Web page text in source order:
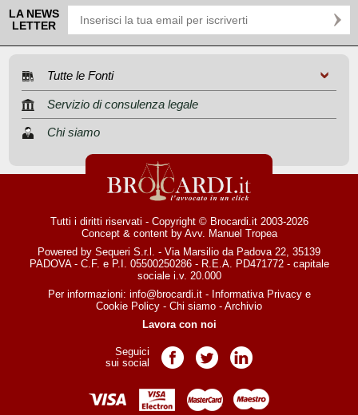
LA NEWS
LETTER
Tutte le Fonti
Servizio di consulenza legale
Chi siamo
Tutti i diritti riservati - Copyright © Brocardi.it 2003-2026
Concept & content by Avv. Manuel Tropea
Powered by Sequeri S.r.l. - Via Marsilio da Padova 22, 35139
PADOVA - C.F. e P.I. 05500250286 - R.E.A. PD471772 - capitale
sociale i.v. 20.000
Per informazioni: info@brocardi.it- Informativa Privacye
Cookie Policy - Chi siamo - Archivio
Lavora con noi
Seguici
sui social
Pagina Facebook
Pagina TwitterPagina LinkedIn